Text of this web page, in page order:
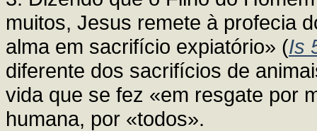
muitos, Jesus remete à profecia
alma em sacrifício expiatório» (Is
diferente dos sacrifícios de
vida que se fez «em resgate por
humana, por «todos».